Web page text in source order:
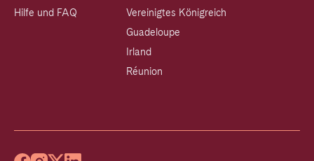
Hilfe und FAQ
Vereinigtes Königreich
Guadeloupe
Irland
Réunion